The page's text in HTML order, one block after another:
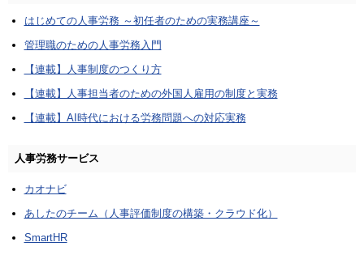
はじめての人事労務 ～初任者のための実務講座～
管理職のための人事労務入門
【連載】人事制度のつくり方
【連載】人事担当者のための外国人雇用の制度と実務
【連載】AI時代における労務問題への対応実務
人事労務サービス
カオナビ
あしたのチーム（人事評価制度の構築・クラウド化）
SmartHR